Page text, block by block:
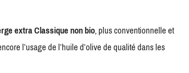
extra Classique non bio, plus conventionnelle et
l’usage de l’huile d’olive de qualité dans les